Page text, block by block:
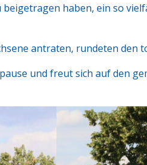
haben, ein so
antraten, rundeten den
und freut sich auf den